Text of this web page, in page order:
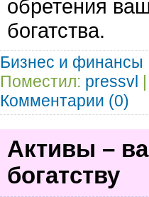
обретения
богатства.
Бизнес и финансы
Поместил: pressvl
Комментарии (0)
Активы –
богатству